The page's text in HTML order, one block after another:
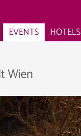
EVENTS HOTELS
Wien